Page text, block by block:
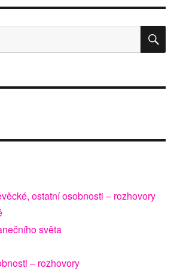
ostatní osobnosti – rozhovory
světa
– rozhovory